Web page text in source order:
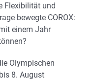
Flexibilität und
bewegte COROX:
einem Jahr
Olympischen
8. August